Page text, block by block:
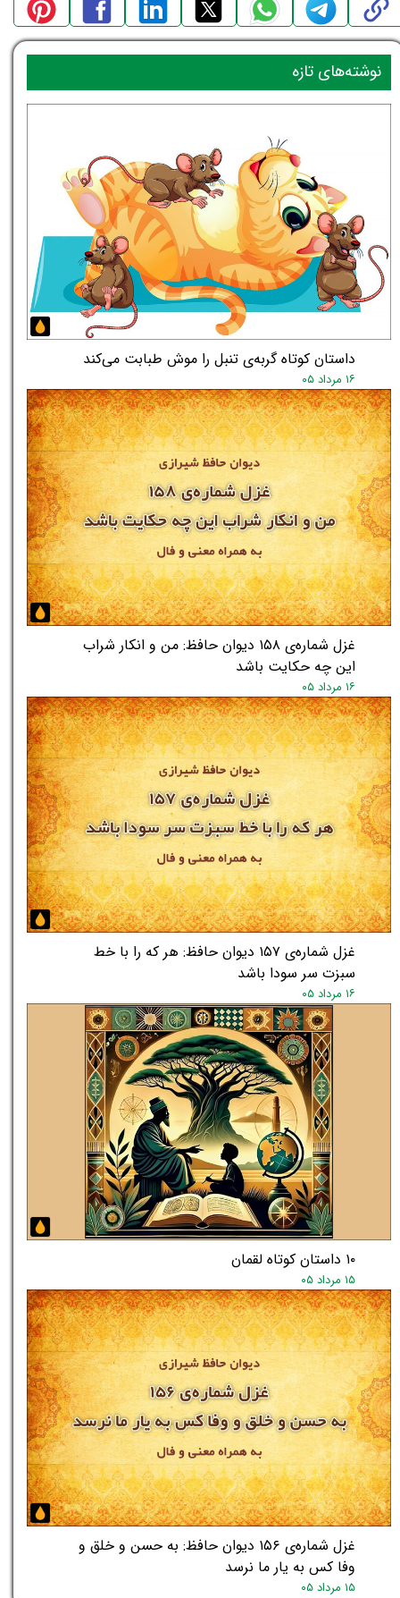
★★
داستان کوتاه گربه‌ی تنبل را موش طبابت می‌کند
۱۶ مرداد ۰۵
غزل شماره‌ی ۱۵۸ دیوان حافظ: من و انکار شراب
این چه حکایت باشد
۱۶ مرداد ۰۵
غزل شماره‌ی ۱۵۷ دیوان حافظ: هر که را با خط
سبزت سر سودا باشد
۱۶ مرداد ۰۵
۱۰ داستان کوتاه لقمان
۱۵ مرداد ۰۵
غزل شماره‌ی ۱۵۶ دیوان حافظ: به حسن و خلق و
وفا کس به یار ما نرسد
۱۵ مرداد ۰۵
نوشته‌های تازه